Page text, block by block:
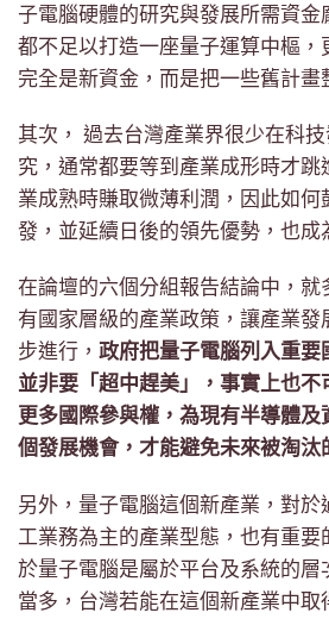
子電腦硬體的研究與發展所需資金
都不足以打造一座量子運算中樞，
完全是新資金，而是把一些舊計畫
其次， 過去台灣產業界很少在科
究，通常都要等到產業成形時才跳
業成熟時賺取微薄利潤，因此如何
發，並延續日後的領先優勢，也成
在論壇的六個分組報告結論中，就
有國家層級的產業政策，讓產業發
步進行， 政府把量子電腦列入重要
並非要「超中趕美」，事實上也
更多國際參與權，為現有半導體
個發展機會，才能避免未來被淘汰
另外，量子電腦這個新產業，對
工業務為主的產業型態，也有重要
於量子電腦是屬於平台及系統的層
當多，台灣若能在這個新產業中取